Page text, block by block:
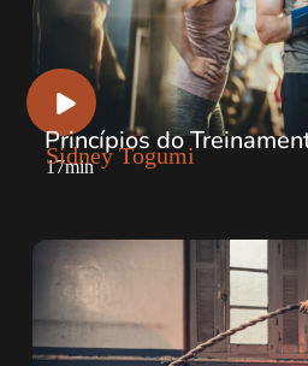
Princípios do
Sidney Togumi
17min